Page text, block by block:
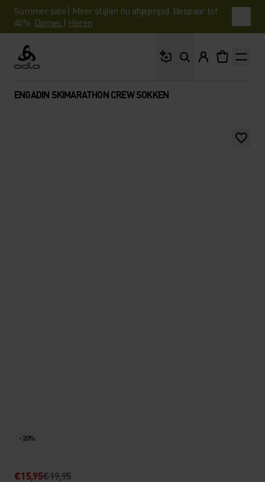
Summer sale | Meer stijlen nu afgeprijsd. Bespaar tot
40%. Dames | Heren
Odlo
ENGADIN SKIMARATHON CREW SOKKEN
-20%
€15,95€19,95